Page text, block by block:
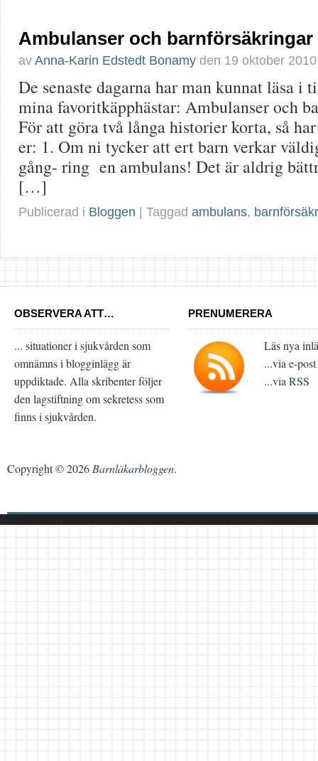
Ambulanser och barnförsäkringar
av Anna-Karin Edstedt Bonamy den 19 oktober 2010
De senaste dagarna har man kunnat läsa i
mina favoritkäpphästar: Ambulanser och
För att göra två långa historier korta, så
er: 1. Om ni tycker att ert barn verkar
gång- ring en ambulans! Det är aldrig
[…]
Publicerad i Bloggen | Taggad ambulans,
OBSERVERA ATT…
... situationer i sjukvården som
omnämns i blogginlägg är
uppdiktade. Alla skribenter följer
den lagstiftning om sekretess som
finns i sjukvården.
PRENUMERERA
Läs nya
...via e-post
...via RSS
Copyright © 2026 Barnläkarbloggen.